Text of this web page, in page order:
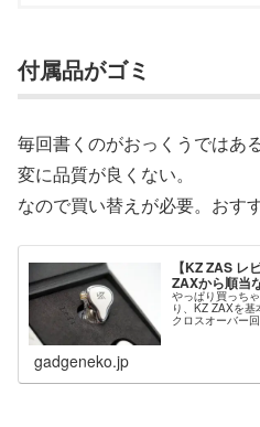
付属品がゴミ
毎回書くのがおっくうではあ
変に品質が良くない。
なので買い替えが必要。おす
【KZ ZAS レ
ZAXから順当
やっぱり買っち
り、KZ ZAXを
クロスオーバー
gadgeneko.jp